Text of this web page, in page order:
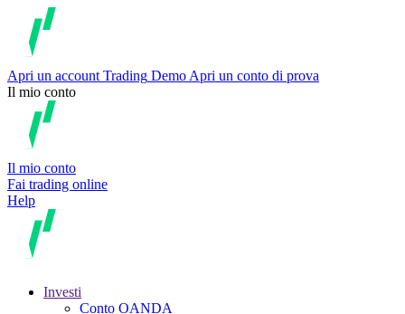
Apri un account Trading Demo Apri un conto di prova
Il mio conto
Il mio conto
Fai trading online
Help
Investi
Conto OANDA